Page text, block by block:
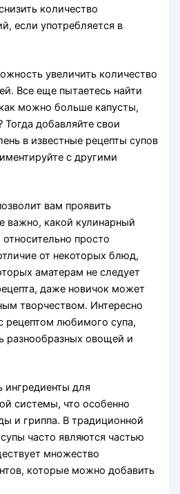
количество
если употребляется в
увеличить количество
Все еще пытаетесь найти
можно больше капусты,
добавляйте свои
в известные рецепты супов
с другими
вам проявить
важно, какой кулинарный
просто
от некоторых блюд,
аматерам не следует
даже новичок может
творчеством. Интересно
рецептом любимого супа,
разнообразных овощей и
ингредиенты для
системы, что особенно
и гриппа. В традиционной
часто являются частью
множество
которые можно добавить